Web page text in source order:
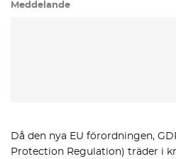
Meddelande
Då den nya EU förordningen,
Protection Regulation) träder i